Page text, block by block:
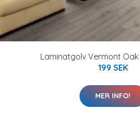
Laminatgolv Vermont Oak
199 SEK
MER INFO!